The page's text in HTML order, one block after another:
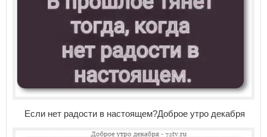
Если нет радости в настоящем?Доброе утро декабря